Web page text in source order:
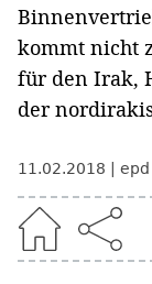
kommt nicht
für den Irak,
der
11.02.2018 epd